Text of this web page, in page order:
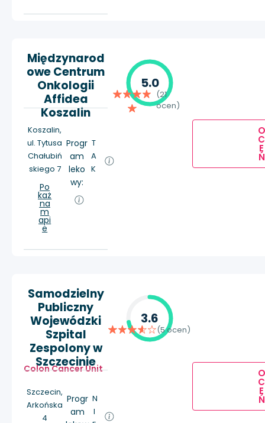
Międzynarod
owe Centrum
Onkologii
Affidea
Koszalin
Koszalin,
ul. Tytusa
Chałubiń
skiego 7
Po
każ
na
m
api
e
Progr
am
leko
wy:
T
A
K
5.0
(21
ocen)
O
C
E
Ń
Samodzielny
Publiczny
Wojewódzki
Szpital
Zespolony w
Szczecinie
Colon Cancer Unit
Szczecin,
Arkońska
4
Progr
am
N
I
3.6
(5 ocen)
O
C
E
Ń